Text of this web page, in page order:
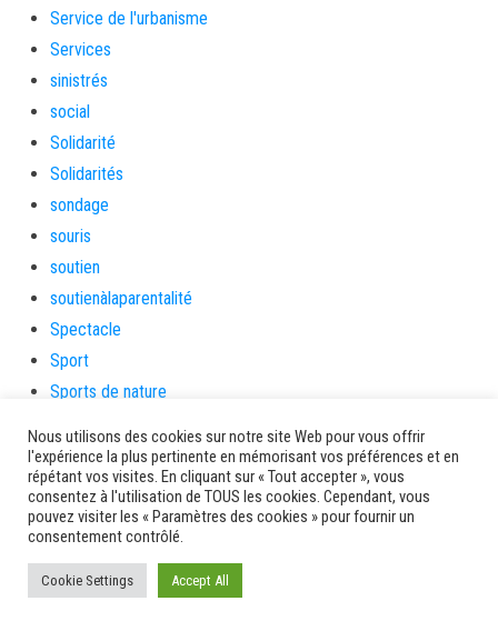
Service de l'urbanisme
Services
sinistrés
social
Solidarité
Solidarités
sondage
souris
soutien
soutienàlaparentalité
Spectacle
Sport
Sports de nature
Survie
tambour
tambours
tempetetropicale
Terres de patrimoine et de culture
Nous utilisons des cookies sur notre site Web pour vous offrir
l'expérience la plus pertinente en mémorisant vos préférences et en
répétant vos visites. En cliquant sur « Tout accepter », vous
consentez à l'utilisation de TOUS les cookies. Cependant, vous
pouvez visiter les « Paramètres des cookies » pour fournir un
consentement contrôlé.
Cookie Settings Accept All